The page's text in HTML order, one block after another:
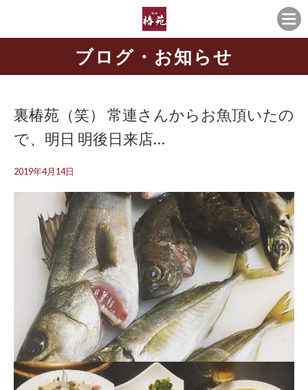
ブログ・お知らせ
裏椿苑️（笑） 常連さんからお魚頂いたの
で、明日 明後日来店…
2019年4月14日